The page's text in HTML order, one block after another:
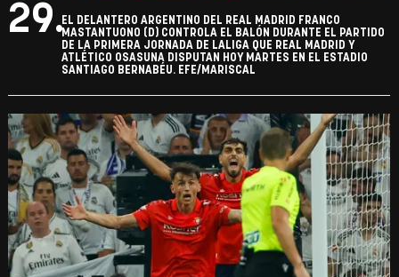
29.EL DELANTERO ARGENTINO DEL REAL MADRID FRANCO
MASTANTUONO (D) CONTROLA EL BALÓN DURANTE EL PARTIDO
DE LA PRIMERA JORNADA DE LALIGA QUE REAL MADRID Y
ATLÉTICO OSASUNA DISPUTAN HOY MARTES EN EL ESTADIO
SANTIAGO BERNABÉU. EFE/MARISCAL